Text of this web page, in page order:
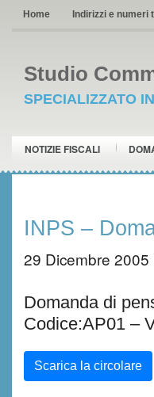
Home Indirizzi e numeri
Studio
SPECIALIZZATO
NOTIZIE FISCALI
INPS –
29 Dicembre 2005
Domanda di
Codice:AP01 –
Scarica la circolare